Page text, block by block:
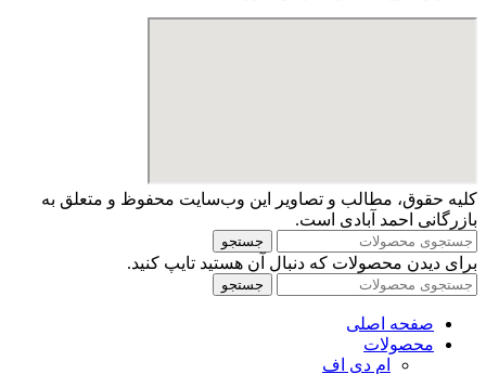
کلیه حقوق، مطالب و تصاویر این وب‌سایت محفوظ و متعلق به
بازرگانی احمد آبادی است.
جستجو
برای دیدن محصولات که دنبال آن هستید تایپ کنید.
جستجو
صفحه اصلی
محصولات
ام دی اف